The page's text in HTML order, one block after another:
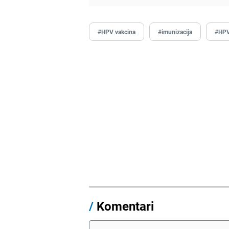
#HPV vakcina #imunizacija
/ Komentari